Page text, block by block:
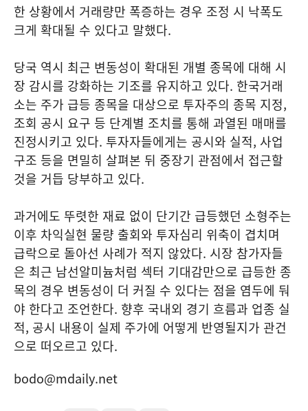
한 상황에서 거래량만 폭증하는 경우 조정 시 낙폭도
크게 확대될 수 있다고 말했다.
당국 역시 최근 변동성이 확대된 개별 종목에 대해 시
장 감시를 강화하는 기조를 유지하고 있다. 한국거래
소는 주가 급등 종목을 대상으로 투자주의 종목 지정,
조회 공시 요구 등 단계별 조치를 통해 과열된 매매를
진정시키고 있다. 투자자들에게는 공시와 실적, 사업
구조 등을 면밀히 살펴본 뒤 중장기 관점에서 접근할
것을 거듭 당부하고 있다.
과거에도 뚜렷한 재료 없이 단기간 급등했던 소형주는
이후 차익실현 물량 출회와 투자심리 위축이 겹치며
급락으로 돌아선 사례가 적지 않았다. 시장 참가자들
은 최근 남선알미늄처럼 섹터 기대감만으로 급등한 종
목의 경우 변동성이 더 커질 수 있다는 점을 염두에 둬
야 한다고 조언한다. 향후 국내외 경기 흐름과 업종 실
적, 공시 내용이 실제 주가에 어떻게 반영될지가 관건
으로 떠오르고 있다.
bodo@mdaily.net